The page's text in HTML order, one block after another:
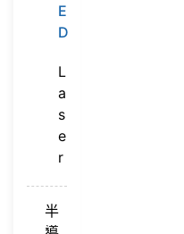
E
D
L
a
s
e
r
半